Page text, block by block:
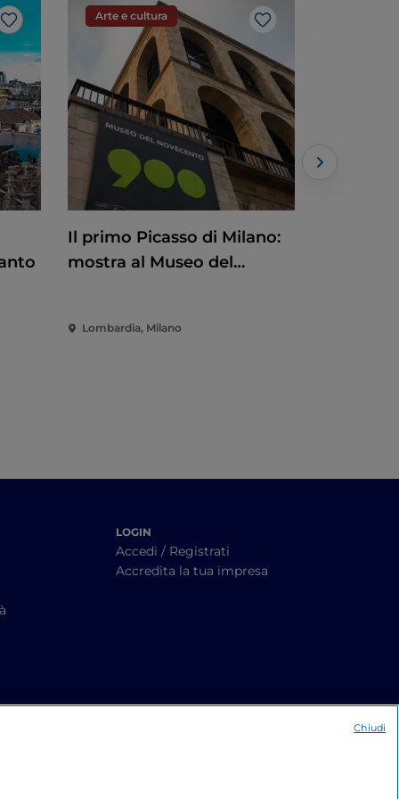
Like
Arte e cultura
Like
Il primo Picasso di Milano:
mostra al Museo del
Lombardia, Milano
LOGIN
Accedi / Registrati
Accredita la tua impresa
Chiudi